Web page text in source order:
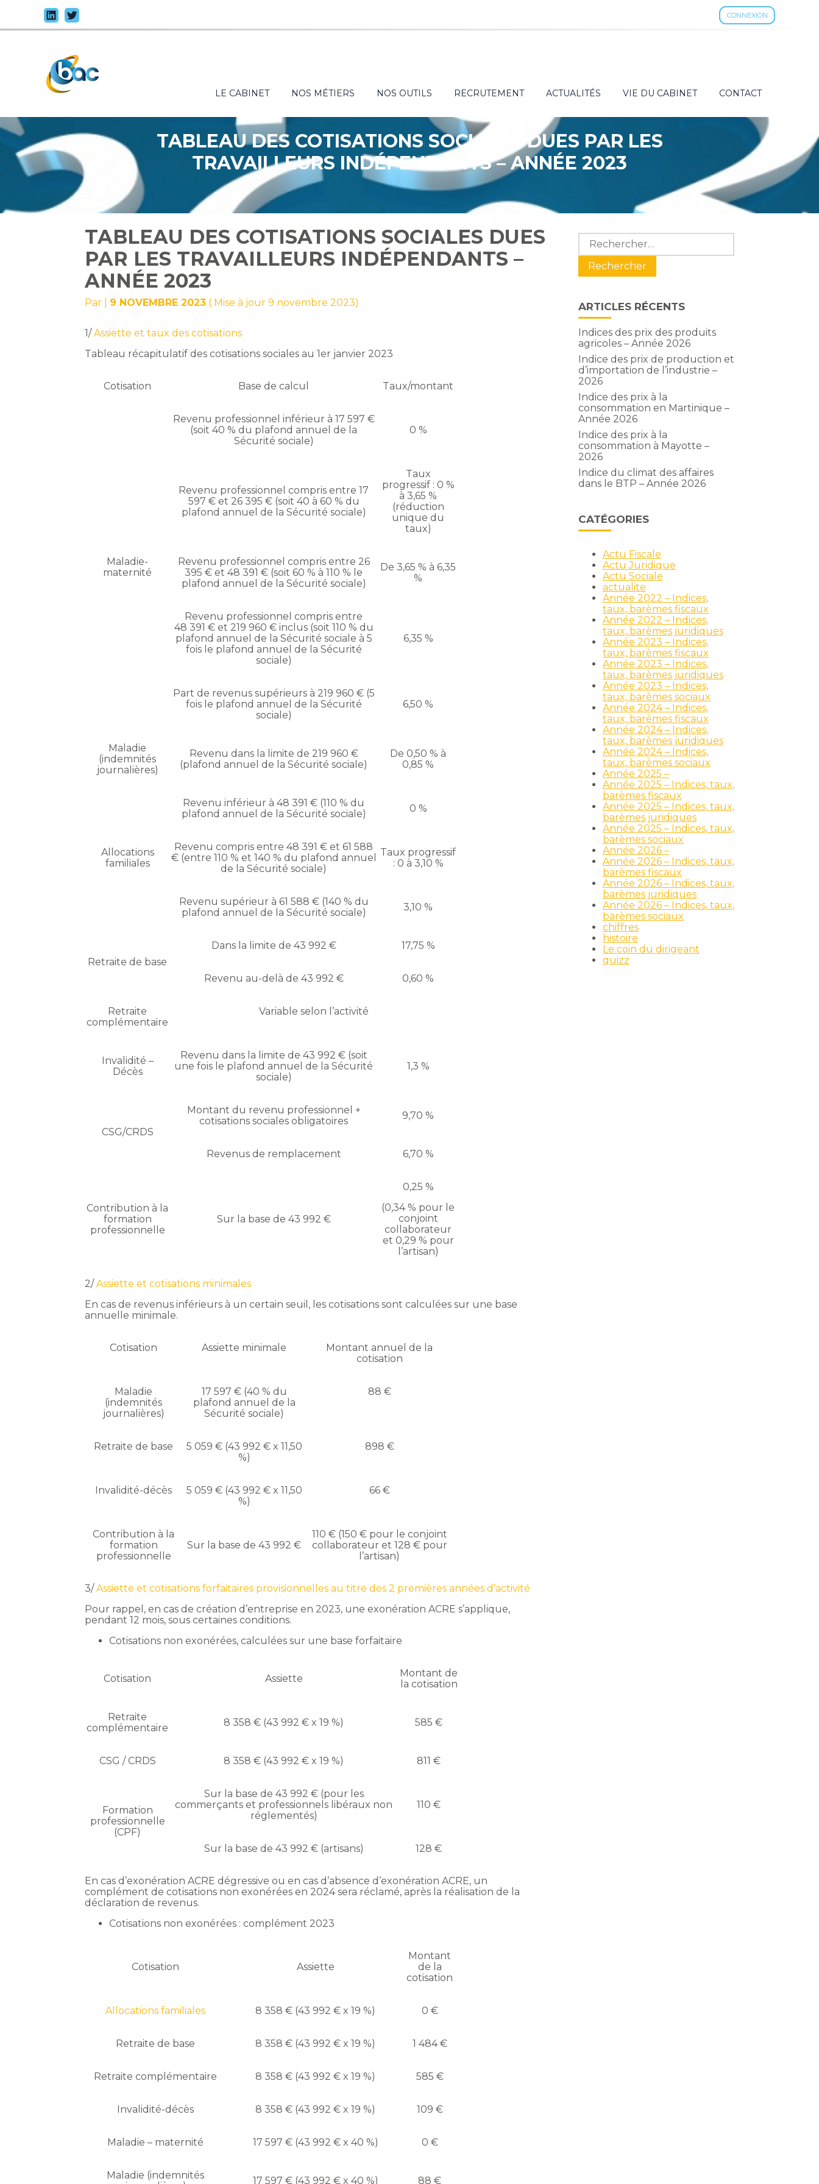
CONNEXION
au
Principal
LE CABINET NOS MÉTIERS NOS OUTILS RECRUTEMENT ACTUALITÉS VIE DU CABINET CONTACT
TABLEAU DES COTISATIONS SOCIALES DUES PAR LES
TRAVAILLEURS INDÉPENDANTS – ANNÉE 2023
TABLEAU DES COTISATIONS SOCIALES DUES
PAR LES TRAVAILLEURS INDÉPENDANTS –
ANNÉE 2023
Par 9 NOVEMBRE 2023 ( Mise à jour 9 novembre 2023)
1/Assiette et taux des cotisations
Tableau récapitulatif des cotisations sociales au 1er janvier 2023
Cotisation Base de calcul Taux/montant
Maladie-
maternité
Revenu professionnel inférieur à 17 597 €
(soit 40 % du plafond annuel de la
Sécurité sociale)
0 %
Revenu professionnel compris entre 17
597 € et 26 395 € (soit 40 à 60 % du
plafond annuel de la Sécurité sociale)
Taux
progressif : 0 %
à 3,65 %
(réduction
unique du
taux)
Revenu professionnel compris entre 26
395 € et 48 391 € (soit 60 % à 110 % le
plafond annuel de la Sécurité sociale)
De 3,65 % à 6,35
%
Revenu professionnel compris entre
48 391 € et 219 960 € inclus (soit 110 % du
plafond annuel de la Sécurité sociale à 5
fois le plafond annuel de la Sécurité
sociale)
6,35 %
Part de revenus supérieurs à 219 960 € (5
fois le plafond annuel de la Sécurité
sociale)
6,50 %
Maladie
(indemnités
journalières)
Revenu dans la limite de 219 960 €
(plafond annuel de la Sécurité sociale)
De 0,50 % à
0,85 %
Allocations
familiales
Revenu inférieur à 48 391 € (110 % du
plafond annuel de la Sécurité sociale)
0 %
Revenu compris entre 48 391 € et 61 588
€ (entre 110 % et 140 % du plafond annuel
de la Sécurité sociale)
Taux progressif
: 0 à 3,10 %
Revenu supérieur à 61 588 € (140 % du
plafond annuel de la Sécurité sociale)
3,10 %
Retraite de base
Dans la limite de 43 992 € 17,75 %
Revenu au-delà de 43 992 € 0,60 %
Retraite
complémentaire
Variable selon l’activité
Invalidité –
Décès
Revenu dans la limite de 43 992 € (soit
une fois le plafond annuel de la Sécurité
sociale)
1,3 %
CSG/CRDS
Montant du revenu professionnel +
cotisations sociales obligatoires
9,70 %
Revenus de remplacement 6,70 %
Contribution à la
formation
professionnelle
Sur la base de 43 992 €
0,25 %
(0,34 % pour le
conjoint
collaborateur
et 0,29 % pour
l’artisan)
2/Assiette et cotisations minimales
En cas de revenus inférieurs à un certain seuil, les cotisations sont calculées sur une base
annuelle minimale.
Cotisation Assiette minimale
Montant annuel de la
cotisation
Maladie
(indemnités
journalières)
17 597 € (40 % du
plafond annuel de la
Sécurité sociale)
88 €
Retraite de base
5 059 € (43 992 € x 11,50
%)
898 €
Invalidité-décès
5 059 € (43 992 € x 11,50
%)
66 €
Contribution à la
formation
professionnelle
Sur la base de 43 992 €
110 € (150 € pour le conjoint
collaborateur et 128 € pour
l’artisan)
3/Assiette et cotisations forfaitaires provisionnelles au titre des 2 premières années d’activité
Pour rappel, en cas de création d’entreprise en 2023, une exonération ACRE s’applique,
pendant 12 mois, sous certaines conditions.
Cotisations non exonérées, calculées sur une base forfaitaire
Cotisation Assiette
Montant de
la cotisation
Retraite
complémentaire
8 358 € (43 992 € x 19 %) 585 €
CSG / CRDS 8 358 € (43 992 € x 19 %) 811 €
Formation
professionnelle
(CPF)
Sur la base de 43 992 € (pour les
commerçants et professionnels libéraux non
réglementés)
110 €
Sur la base de 43 992 € (artisans) 128 €
En cas d’exonération ACRE dégressive ou en cas d’absence d’exonération ACRE, un
complément de cotisations non exonérées en 2024 sera réclamé, après la réalisation de la
déclaration de revenus.
Cotisations non exonérées : complément 2023
Cotisation Assiette
Montant
de la
cotisation
Allocations familiales 8 358 € (43 992 € x 19 %) 0 €
Retraite de base 8 358 € (43 992 € x 19 %) 1 484 €
Retraite complémentaire 8 358 € (43 992 € x 19 %) 585 €
Invalidité-décès 8 358 € (43 992 € x 19 %) 109 €
Maladie – maternité 17 597 € (43 992 € x 40 %) 0 €
Maladie (indemnités
17 597 € (43 992 € x 40 %) 88 €
Blog
sidebar
Rechercher :
ARTICLES RÉCENTS
Indices des prix des produits
agricoles – Année 2026
Indice des prix de production et
d’importation de l’industrie –
2026
Indice des prix à la
consommation en Martinique –
Année 2026
Indice des prix à la
consommation à Mayotte –
2026
Indice du climat des affaires
dans le BTP – Année 2026
CATÉGORIES
Actu Fiscale
Actu Juridique
Actu Sociale
actualite
Année 2022 – Indices,
taux, barèmes fiscaux
Année 2022 – Indices,
taux, barèmes juridiques
Année 2023 – Indices,
taux, barèmes fiscaux
Année 2023 – Indices,
taux, barèmes juridiques
Année 2023 – Indices,
taux, barèmes sociaux
Année 2024 – Indices,
taux, barèmes fiscaux
Année 2024 – Indices,
taux, barèmes juridiques
Année 2024 – Indices,
taux, barèmes sociaux
Année 2025 –
Année 2025 – Indices, taux,
barèmes fiscaux
Année 2025 – Indices, taux,
barèmes juridiques
Année 2025 – Indices, taux,
barèmes sociaux
Année 2026 –
Année 2026 – Indices, taux,
barèmes fiscaux
Année 2026 – Indices, taux,
barèmes juridiques
Année 2026 – Indices, taux,
barèmes sociaux
chiffres
histoire
Le coin du dirigeant
quizz